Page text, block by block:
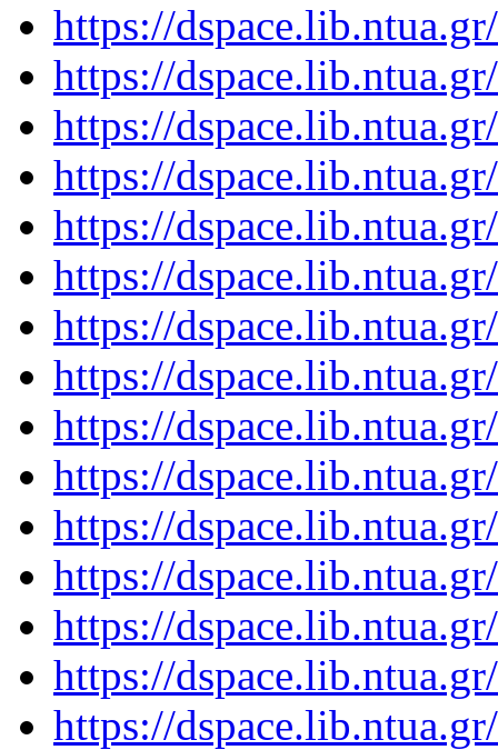
https://
https://
https://
https://
https://
https://
https://
https://
https://
https://
https://
https://
https://
https://
https://